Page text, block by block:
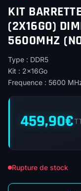
KIT
(2X16GO)
5600MHZ
Type : DDR5
Kit : 2x16Go
Frequence : 5600
459,90€
Rupture de stock